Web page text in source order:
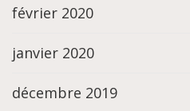
février 2020
janvier 2020
décembre 2019